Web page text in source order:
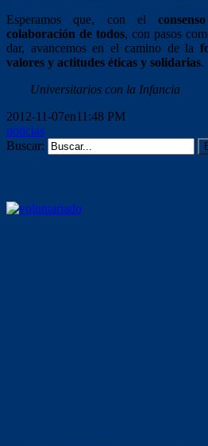
Esperamos que, con el
colaboración de todos, con pasos
dar, avancemos en el camino de la
valores y actitudes éticas y solidarias.
Universitarios con la Infancia
2012-11-07en11:48 PM
noticias
Buscar: